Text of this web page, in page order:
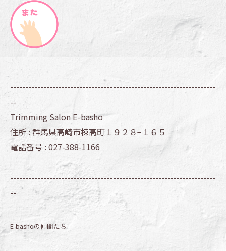
--------------------------------------------------------------------
--
Trimming Salon E-basho
住所 : 群馬県高崎市棟高町１９２８−１６５
電話番号 : 027-388-1166
--------------------------------------------------------------------
--
E-bashoの仲間たち